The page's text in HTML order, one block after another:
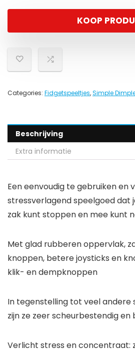
KOOP
Categories: Fidgetspeeltjes,Simple
Beschrijving
Extra informatie
Een eenvoudig te gebruiken en
stressverlagend speelgoed dat
zak kunt stoppen en mee kunt
Met glad rubberen oppervlak,
knoppen, betere joysticks en
klik- en dempknoppen
In tegenstelling tot veel
zijn ze zeer scheurbestendig en
Verlicht stress en concentraat: